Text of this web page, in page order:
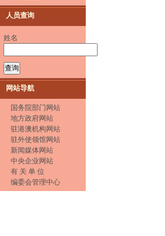
人员查询
姓名
网站导航
国务院部门网站
地方政府网站
驻港澳机构网站
驻外使领馆网站
新闻媒体网站
中央企业网站
有 关 单 位
编委会管理中心